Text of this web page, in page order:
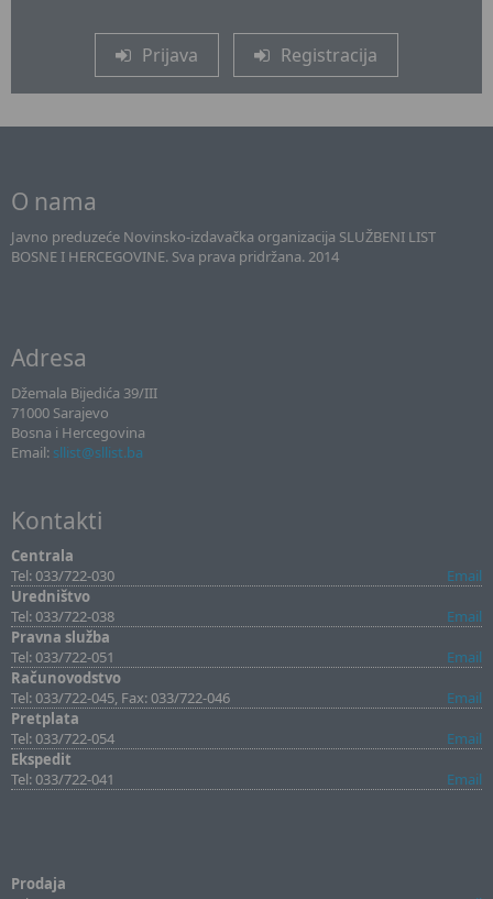
Prijava Registracija
O nama
Javno preduzeće Novinsko-izdavačka organizacija SLUŽBENI LIST
BOSNE I HERCEGOVINE. Sva prava pridržana. 2014
Adresa
Džemala Bijedića 39/III
71000 Sarajevo
Bosna i Hercegovina
Email: sllist@sllist.ba
Kontakti
Centrala
Tel: 033/722-030
Email
Uredništvo
Tel: 033/722-038
Email
Pravna služba
Tel: 033/722-051
Email
Računovodstvo
Tel: 033/722-045, Fax: 033/722-046
Email
Pretplata
Tel: 033/722-054
Email
Ekspedit
Tel: 033/722-041
Email
Prodaja